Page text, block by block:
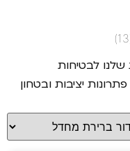
שלנו לבטיחות
יציבות ובטחון